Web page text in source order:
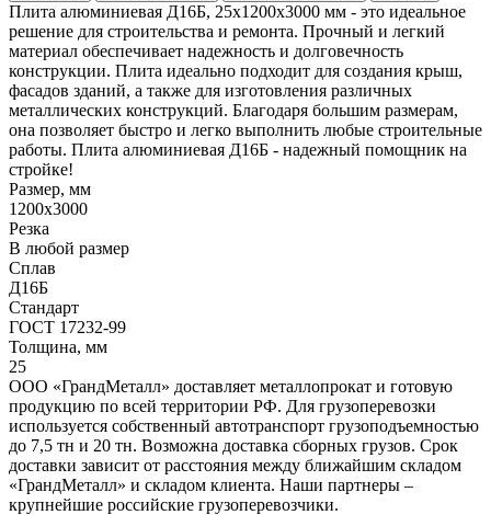
Плита алюминиевая Д16Б, 25х1200х3000 мм - это идеальное
решение для строительства и ремонта. Прочный и легкий
материал обеспечивает надежность и долговечность
конструкции. Плита идеально подходит для создания крыш,
фасадов зданий, а также для изготовления различных
металлических конструкций. Благодаря большим размерам,
она позволяет быстро и легко выполнить любые строительные
работы. Плита алюминиевая Д16Б - надежный помощник на
стройке!
Размер, мм
1200х3000
Резка
В любой размер
Сплав
Д16Б
Стандарт
ГОСТ 17232-99
Толщина, мм
25
ООО «ГрандМеталл» доставляет металлопрокат и готовую
продукцию по всей территории РФ. Для грузоперевозки
используется собственный автотранспорт грузоподъемностью
до 7,5 тн и 20 тн. Возможна доставка сборных грузов. Срок
доставки зависит от расстояния между ближайшим складом
«ГрандМеталл» и складом клиента. Наши партнеры –
крупнейшие российские грузоперевозчики.